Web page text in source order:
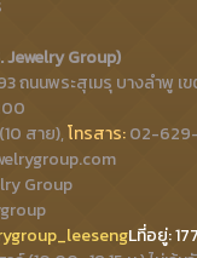
Jewelry Group)
ถนนพระสุเมรุ บางลำพู เ
สาย),โทรสาร:02-629-
Group
Lที่อยู่: